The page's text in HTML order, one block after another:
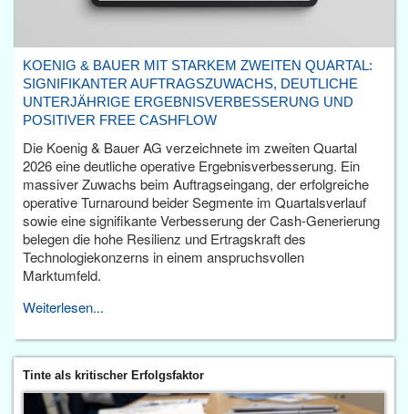
KOENIG & BAUER MIT STARKEM ZWEITEN QUARTAL:
SIGNIFIKANTER AUFTRAGSZUWACHS, DEUTLICHE
UNTERJÄHRIGE ERGEBNISVERBESSERUNG UND
POSITIVER FREE CASHFLOW
Die Koenig & Bauer AG verzeichnete im zweiten Quartal
2026 eine deutliche operative Ergebnisverbesserung. Ein
massiver Zuwachs beim Auftragseingang, der erfolgreiche
operative Turnaround beider Segmente im Quartalsverlauf
sowie eine signifikante Verbesserung der Cash-Generierung
belegen die hohe Resilienz und Ertragskraft des
Technologiekonzerns in einem anspruchsvollen
Marktumfeld.
Weiterlesen...
Tinte als kritischer Erfolgsfaktor